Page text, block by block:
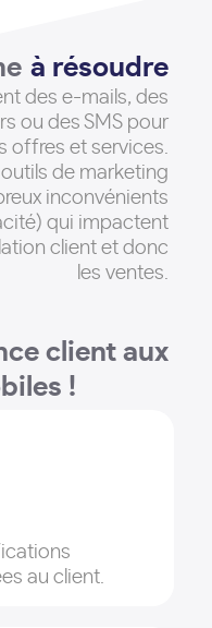
à résoudre
ou des SMS pour
offres et services.
de marketing
inconvénients
qui impactent
client et donc
les ventes.
client aux
!
au client.